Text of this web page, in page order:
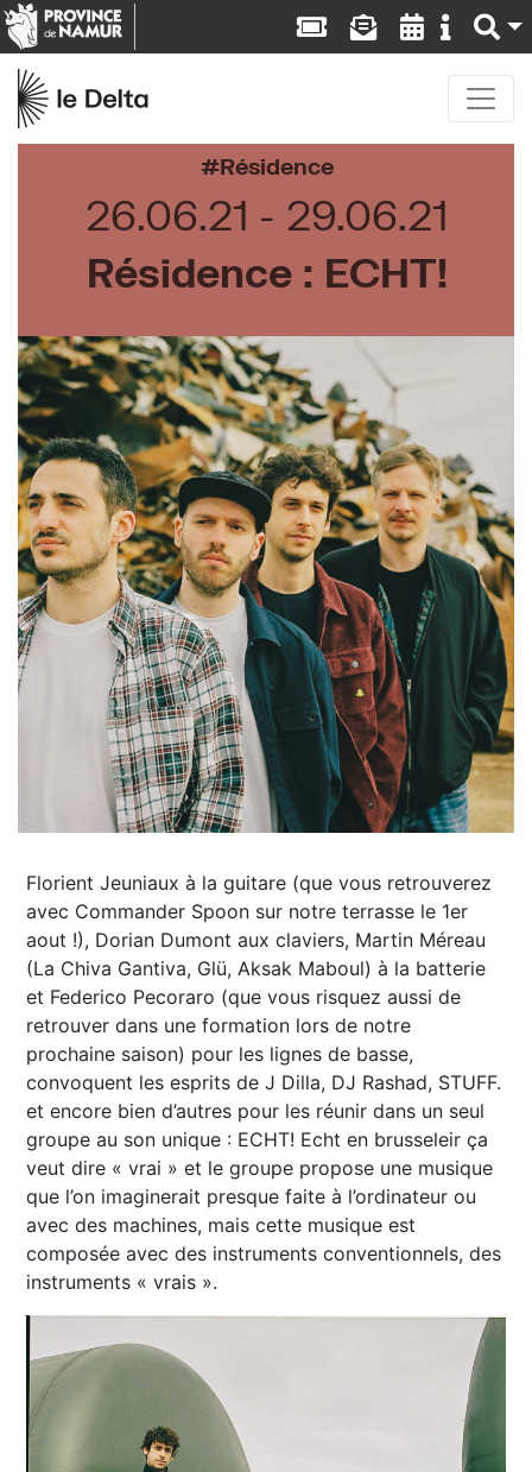
Résidence
26.06.21
29.06.21
Résidence : ECHT!
Florient Jeuniaux à la guitare (que vous retrouverez
avec Commander Spoon sur notre terrasse le 1er
aout !), Dorian Dumont aux claviers, Martin Méreau
(La Chiva Gantiva, Glü, Aksak Maboul) à la batterie
et Federico Pecoraro (que vous risquez aussi de
retrouver dans une formation lors de notre
prochaine saison) pour les lignes de basse,
convoquent les esprits de J Dilla, DJ Rashad, STUFF.
et encore bien d’autres pour les réunir dans un seul
groupe au son unique : ECHT! Echt en brusseleir ça
veut dire « vrai » et le groupe propose une musique
que l’on imaginerait presque faite à l’ordinateur ou
avec des machines, mais cette musique est
composée avec des instruments conventionnels, des
instruments « vrais ».